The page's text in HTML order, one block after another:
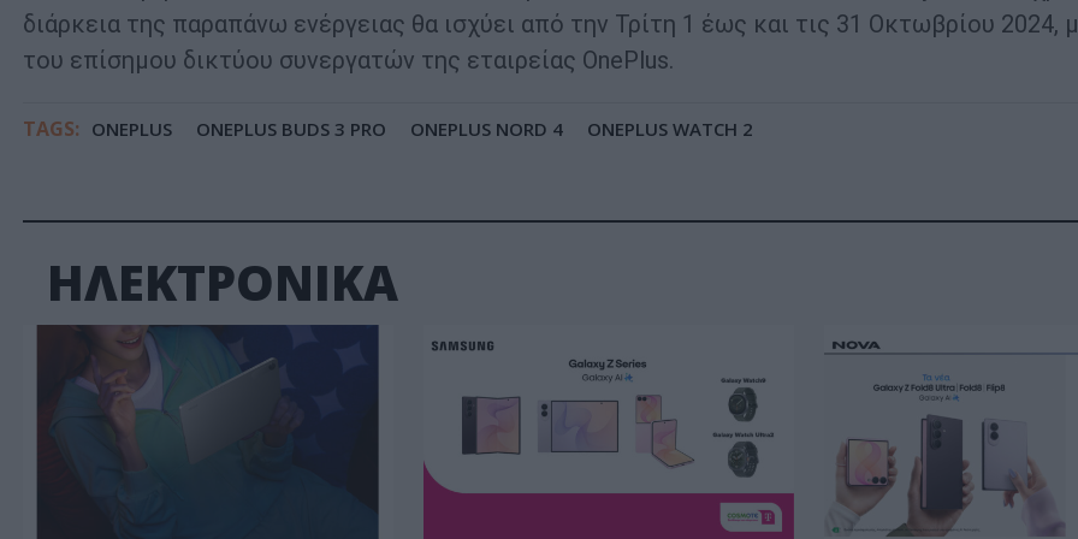
διάρκεια της παραπάνω ενέργειας θα ισχύει από την Τρίτη 1 έως και τις 31 Οκτωβρίου 2024,
του επίσημου δικτύου συνεργατών της εταιρείας OnePlus.
TAGS: ONEPLUS ONEPLUS BUDS 3 PRO ONEPLUS NORD 4 ONEPLUS WATCH 2
ΗΛΕΚΤΡΟΝΙΚΑ